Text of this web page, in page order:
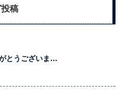
稿
とうございま…